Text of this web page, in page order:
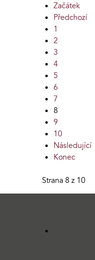
Začátek
Předchozí
1
2
3
4
5
6
7
8
9
10
Následující
Konec
Strana 8 z 10